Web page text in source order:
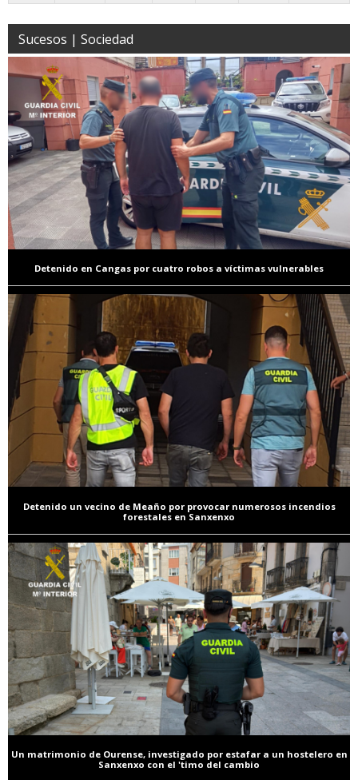
Sucesos | Sociedad
Detenido en Cangas por cuatro robos a víctimas vulnerables
Detenido un vecino de Meaño por provocar numerosos incendios
forestales en Sanxenxo
Un matrimonio de Ourense, investigado por estafar a un hostelero en
Sanxenxo con el 'timo del cambio